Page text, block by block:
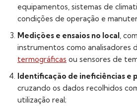
equipamentos, sistemas de
condições de operação e
Medições e ensaios no local ,
instrumentos como analisadores
termográficas ou sensores de
Identificação de ineficiências e
cruzando os dados recolhidos
utilização real;